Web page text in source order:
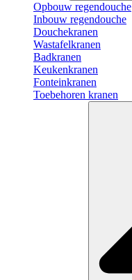
Opbouw regendouche
Inbouw regendouche
Douchekranen
Wastafelkranen
Badkranen
Keukenkranen
Fonteinkranen
Toebehoren kranen